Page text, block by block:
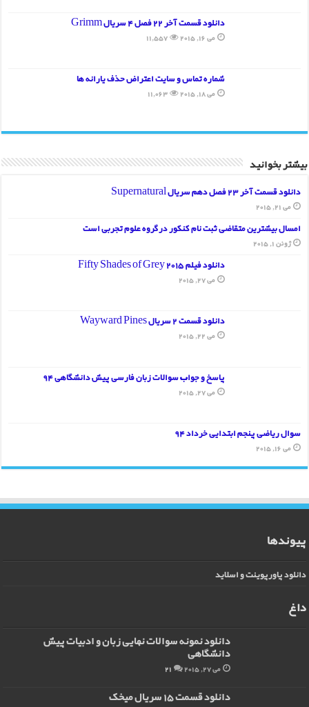
دانلود قسمت آخر 22 فصل 4 سریال Grimm
می 16, 2015 11,557
شماره تماس و سایت اعتراض حذف یارانه ها
می 18, 2015 11,063
بیشتر بخوانید
دانلود قسمت آخر 23 فصل دهم سریال Supernatural
می 21, 2015
امسال بیشترین متقاضی ثبت نام کنکور درگروه علوم تجربی است
ژوئن 1, 2015
دانلود فیلم Fifty Shades of Grey 2015
می 27, 2015
دانلود قسمت 2 سریال Wayward Pines
می 22, 2015
پاسخ و جواب سوالات زبان فارسی پیش دانشگاهی 94
می 27, 2015
سوال ریاضی پنجم ابتدایی خرداد 94
می 16, 2015
پیوندها
دانلود پاورپوینت و اسلاید
داغ
دانلود نمونه سوالات نهایی زبان و ادبیات پیش
دانشگاهی
می 27, 2015 21
دانلود قسمت 15 سریال میخک